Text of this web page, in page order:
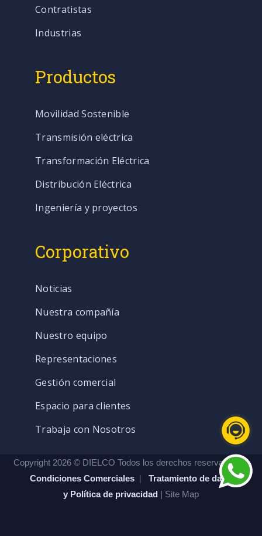
Contratistas
Industrias
Productos
Movilidad Sostenible
Transmisión eléctrica
Transformación Eléctrica
Distribución Eléctrica
Ingeniería y proyectos
Corporativo
Noticias
Nuestra compañía
Nuestro equipo
Representaciones
Gestión comercial
Espacio para clientes
Trabaja con Nosotros
Copyright 2026 © DIELCO Todos los derechos reservados. |
Condiciones Comerciales | Tratamiento de datos
y Política de privacidad | Site Map